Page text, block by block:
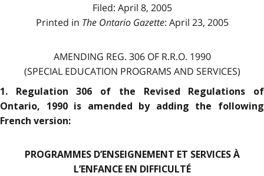
Filed: April 8, 2005
Printed in The Ontario Gazette: April 23, 2005
AMENDING REG. 306 OF R.R.O. 1990
(SPECIAL EDUCATION PROGRAMS AND SERVICES)
1. Regulation 306 of the Revised Regulations of
Ontario, 1990 is amended by adding the following
French version:
PROGRAMMES D’ENSEIGNEMENT ET SERVICES À
L’ENFANCE EN DIFFICULTÉ